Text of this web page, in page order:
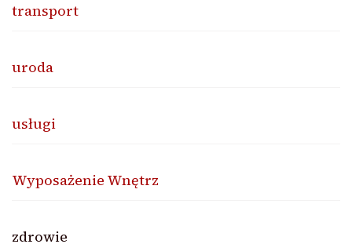
transport
uroda
usługi
Wyposażenie Wnętrz
zdrowie